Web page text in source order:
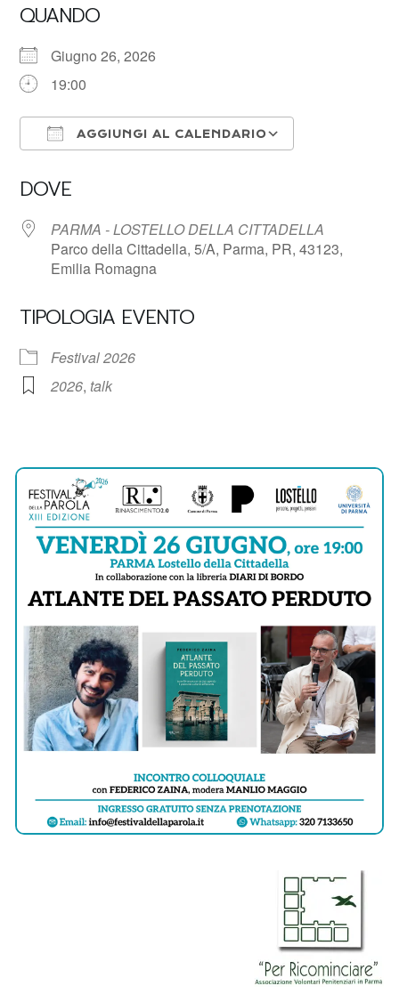
QUANDO
Giugno 26, 2026
19:00
AGGIUNGI AL CALENDARIO
DOVE
PARMA - LOSTELLO DELLA CITTADELLA
Parco della Cittadella, 5/A, Parma, PR, 43123,
Emilia Romagna
TIPOLOGIA EVENTO
Festival 2026
2026, talk